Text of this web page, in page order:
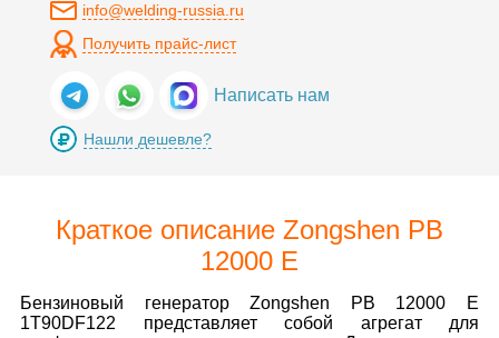
info@welding-russia.ru
Получить прайс-лист
Написать нам
Нашли дешевле?
Краткое описание Zongshen PB
12000 E
Бензиновый генератор Zongshen PB 12000 E
1T90DF122 представляет собой агрегат для